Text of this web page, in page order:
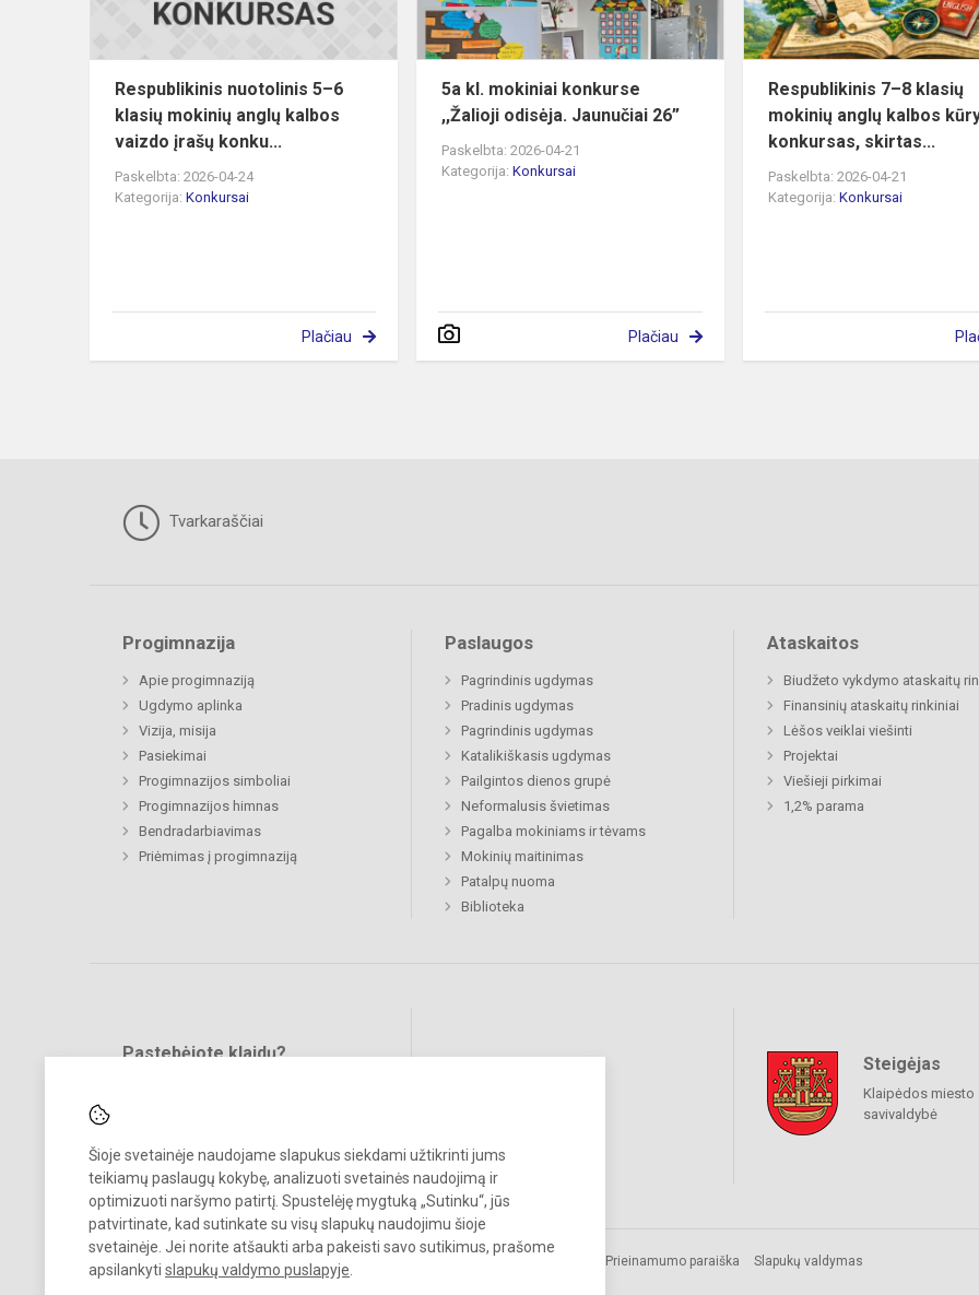
Šioje svetainėje naudojame slapukus siekdami užtikrinti jums
teikiamų paslaugų kokybę, analizuoti svetainės naudojimą ir
optimizuoti naršymo patirtį. Spustelėję mygtuką „Sutinku“, jūs
patvirtinate, kad sutinkate su visų slapukų naudojimu šioje
svetainėje. Jei norite atšaukti arba pakeisti savo sutikimus, prašome
apsilankyti slapukų valdymo puslapyje
anglų
kalbos
Respublikinis nuotolinis 5–6
klasių mokinių anglų kalbos
vaizdo įrašų konku...
Paskelbta: 2026-04-24
Kategorija: Konkursai
Plačiau
Jaunučiai
26”
5a kl. mokiniai konkurse
,,Žalioji odisėja. Jaunučiai 26”
Paskelbta: 2026-04-21
Kategorija:Konkursai
Plačiau
Respublikinis 7–8 klasių
mokinių anglų kalbos
konkursas, skirtas...
Paskelbta: 2026-04-21
Kategorija:Konkursai
Tvarkaraščiai
Progimnazija
Apie progimnaziją
Ugdymo aplinka
Vizija, misija
Pasiekimai
Progimnazijos simboliai
Progimnazijos himnas
Bendradarbiavimas
Priėmimas į progimnaziją
Paslaugos
Pagrindinis ugdymas
Pradinis ugdymas
Pagrindinis ugdymas
Katalikiškasis ugdymas
Pailgintos dienos grupė
Neformalusis švietimas
Pagalba mokiniams ir tėvams
Mokinių maitinimas
Patalpų nuoma
Biblioteka
Ataskaitos
Biudžeto vykdymo ataskaitų
Finansinių ataskaitų rinkiniai
Lėšos veiklai viešinti
Projektai
Viešieji pirkimai
1,2% parama
Pastebėjote klaidų?
Steigėjas
Klaipėdos miesto
savivaldybė
© 2022. Klaipėdos Prano Mašioto progimnazija. Visos teisės saugomos.
Kopijuoti turinį be raštiško įstaigos administracijos sutikimo griežtai
Prieinamumo paraiška Slapukų valdymas